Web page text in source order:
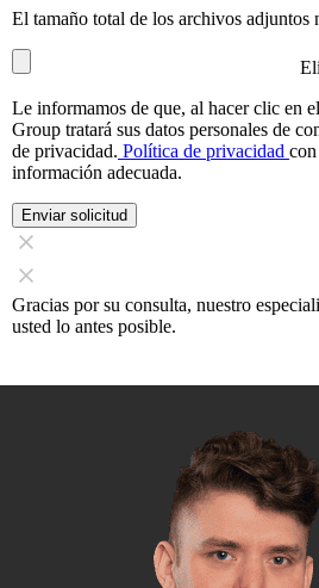
El tamaño total de los archivos adjuntos
Le informamos de que, al hacer clic en
Group tratará sus datos personales de
de privacidad. Política de privacidad
información adecuada.
Enviar solicitud
Gracias por su consulta, nuestro
usted lo antes posible.